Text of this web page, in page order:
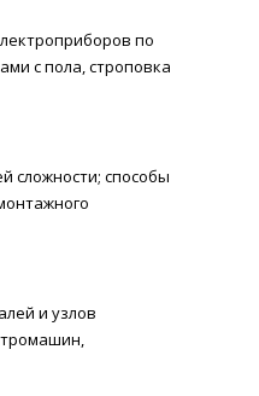
по
с пола, строповка
сложности; способы
и узлов